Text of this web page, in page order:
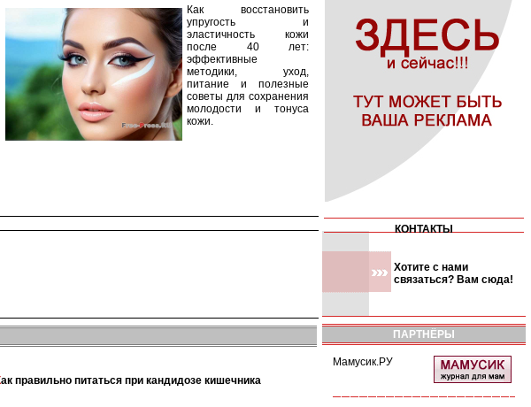
Как восстановить
упругость и
эластичность кожи
после 40 лет:
эффективные
методики, уход,
питание и полезные
советы для сохранения
молодости и тонуса
кожи.
КОНТАКТЫ
Хотите с нами
связаться? Вам сюда!
Как правильно питаться при кандидозе кишечника
ПАРТНЁРЫ
Мамусик.РУ